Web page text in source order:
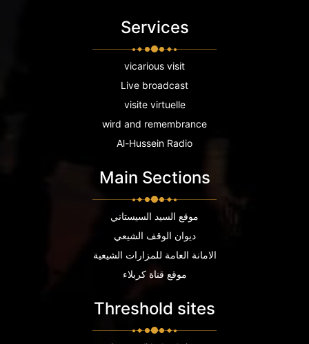
Services
vicarious visit
Live broadcast
visite virtuelle
wird and remembrance
Al-Hussein Radio
Main Sections
موقع السيد السيستاني
ديوان الوقف الشيعي
الامانة العامة للمزارات الشيعية
موقع قناة كربلاء
Threshold sites